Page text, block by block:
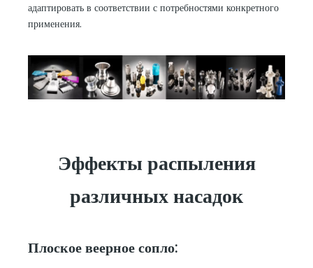
адаптировать в соответствии с потребностями конкретного
применения.
Эффекты распыления
различных насадок
Плоское веерное сопло: